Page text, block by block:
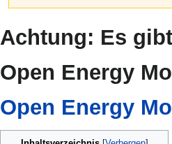
Navigation
Suche
Achtung: Es
Open Energy
Open Energy